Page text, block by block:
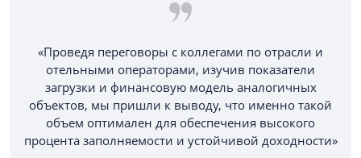
«Проведя переговоры с коллегами по отрасли и
отельными операторами, изучив показатели
загрузки и финансовую модель аналогичных
объектов, мы пришли к выводу, что именно такой
объем оптимален для обеспечения высокого
процента заполняемости и устойчивой доходности»